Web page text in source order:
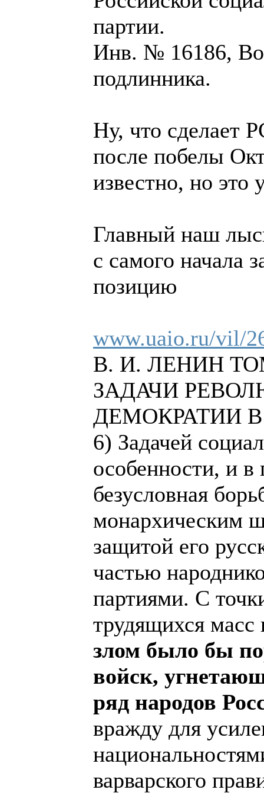
партии.
Инв. № 16186,
подлинника.
Ну, что сделает
после побелы
известно, но это
Главный наш
с самого начала
позицию
www.uaio.ru/vil/
В. И. ЛЕНИН ТОМ
ЗАДАЧИ
ДЕМОКРАТИИ
6) Задачей
особенности, и в
безусловная
монархическим
защитой его
частью
партиями. С
трудящихся
злом было бы
войск,
ряд народов
вражду для
варварского